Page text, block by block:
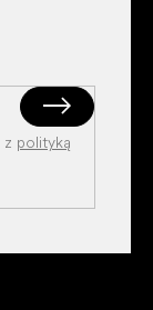
z polityką